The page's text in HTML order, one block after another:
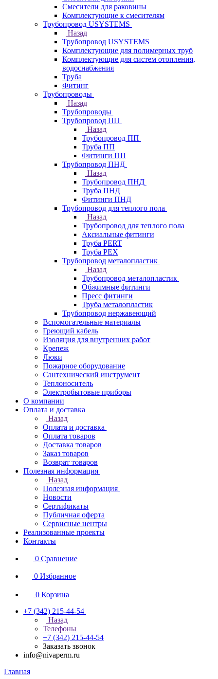
Смесители для раковины
Комплектующие к смесителям
Трубопровод USYSTEMS
Назад
Трубопровод USYSTEMS
Комплектующие для полимерных труб
Комплектующие для систем отопления,
водоснабжения
Труба
Фитинг
Трубопроводы
Назад
Трубопроводы
Трубопровод ПП
Назад
Трубопровод ПП
Труба ПП
Фитинги ПП
Трубопровод ПНД
Назад
Трубопровод ПНД
Труба ПНД
Фитинги ПНД
Трубопровод для теплого пола
Назад
Трубопровод для теплого пола
Аксиальные фитинги
Труба PERT
Труба PEX
Трубопровод металопластик
Назад
Трубопровод металопластик
Обжимные фитинги
Пресс фитинги
Труба металопластик
Трубопровод нержавеющий
Вспомогательные материалы
Греющий кабель
Изоляция для внутренних работ
Крепеж
Люки
Пожарное оборудование
Сантехнический инструмент
Теплоноситель
Электробытовые приборы
О компании
Оплата и доставка
Назад
Оплата и доставка
Оплата товаров
Доставка товаров
Заказ товаров
Возврат товаров
Полезная информация
Назад
Полезная информация
Новости
Сертификаты
Публичная оферта
Сервисные центры
Реализованные проекты
Контакты
0 Сравнение
0 Избранное
0 Корзина
+7 (342) 215-44-54
Назад
Телефоны
+7 (342) 215-44-54
Заказать звонок
info@nivaperm.ru
Главная